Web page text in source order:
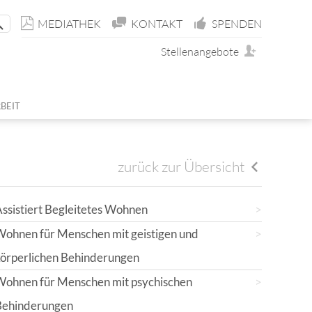
MEDIATHEK KONTAKT SPENDEN
Stellenangebote
(FUD)
MEDIENPROJEKT
zurück zur Übersicht
Begleitetes Wohnen
für Menschen mit geistigen und
Behinderungen
für Menschen mit psychischen